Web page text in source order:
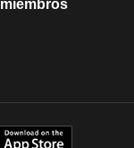
miembros